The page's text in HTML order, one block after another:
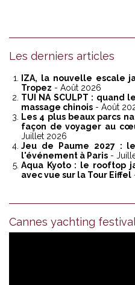
Les derniers articles
IZA, la nouvelle escale
Tropez - Août 2026
TUI NA SCULPT :
massage chinois - Août
Les 4 plus beaux parcs
façon de voyager au
Juillet 2026
Jeu de Paume 2027 :
l'événement à Paris -
Aqua Kyoto : le rooftop
avec vue sur la Tour Eiffel
Cannes yachting